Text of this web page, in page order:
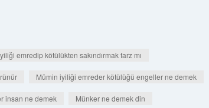
emredip kötülükten sakındırmak farz mı
Mümin iyiliği emreder kötülüğü engeller ne demek
insan ne demek Münker ne demek din